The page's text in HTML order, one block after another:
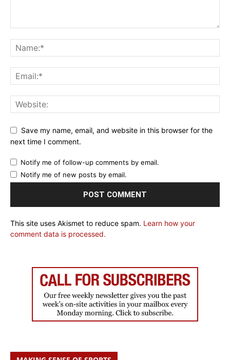
Save my name, email, and website in this browser for the
next time I comment.
Notify me of follow-up comments by email.
Notify me of new posts by email.
This site uses Akismet to reduce spam. Learn how your
comment data is processed.